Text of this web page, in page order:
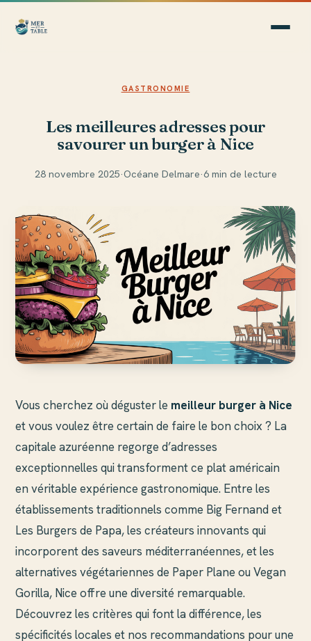
GASTRONOMIE
Les meilleures adresses pour
savourer un burger à Nice
28 novembre 2025·Océane Delmare·6 min de lecture
Vous cherchez où déguster le meilleur burger à Nice
et vous voulez être certain de faire le bon choix ? La
capitale azuréenne regorge d’adresses
exceptionnelles qui transforment ce plat américain
en véritable expérience gastronomique. Entre les
établissements traditionnels comme Big Fernand et
Les Burgers de Papa, les créateurs innovants qui
incorporent des saveurs méditerranéennes, et les
alternatives végétariennes de Paper Plane ou Vegan
Gorilla, Nice offre une diversité remarquable.
Découvrez les critères qui font la différence, les
spécificités locales et nos recommandations pour une